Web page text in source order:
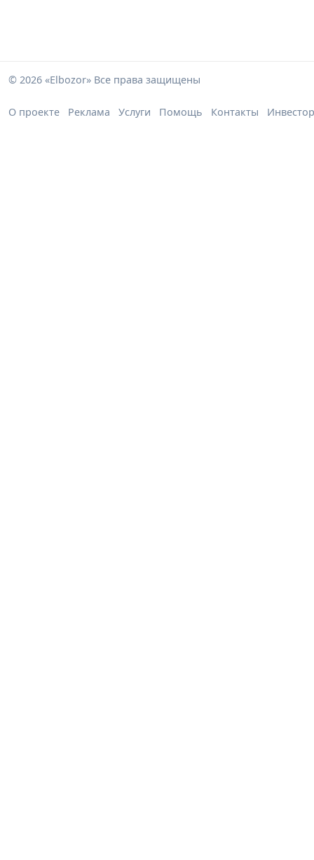
© 2026 «Elbozor» Все права защищены
О проекте Реклама Услуги Помощь Контакты